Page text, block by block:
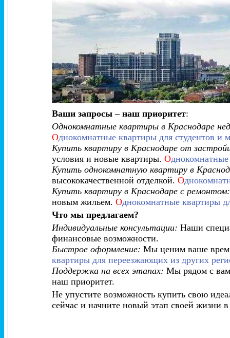
Ваши запросы–наш приоритет:
Однокомнатные квартиры в Краснодаре
Однокомнатные квартиры для студентов и
Купить квартиру в Краснодаре от
условия и новые квартиры. О
Купить однокомнатную квартиру в
высококачественной отделкой. О
Купить квартиру в Краснодаре с ремонтом:
новым жильем. Однокомнатные квартиры
Что мы предлагаем?
Индивидуальные консультации: Наши
финансовые возможности.
Быстрое оформление: Мы ценим ваше
квартиры для переезжающих из других
Поддержка на всех этапах: Мы рядом с
наш приоритет.
Не упустите возможность купить свою
сейчас и начните новый этап своей